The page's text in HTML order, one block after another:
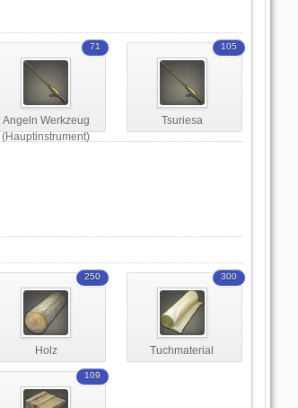
Angeln Werkzeug
(Hauptinstrument)
71
Tsuriesa
105
Holz
250
Tuchmaterial
300
109